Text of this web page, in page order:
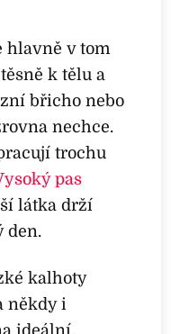
hlavně v tom
k tělu a
břicho nebo
nechce.
trochu
pas
látka drží
den.
kalhoty
někdy i